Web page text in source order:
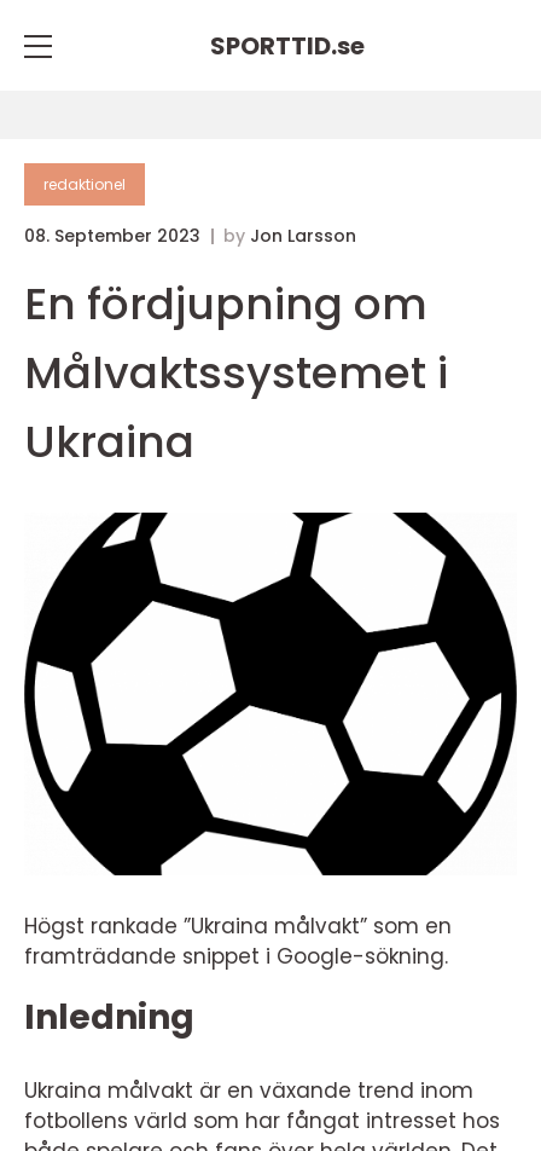
SPORTTID.se
redaktionel
08. September 2023 by Jon Larsson
En fördjupning om
Målvaktssystemet i
Ukraina
Högst rankade ”Ukraina målvakt” som en
framträdande snippet i Google-sökning.
Inledning
Ukraina målvakt är en växande trend inom
fotbollens värld som har fångat intresset hos